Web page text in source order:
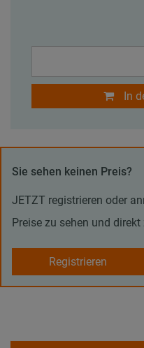
In
Sie sehen keinen Preis?
JETZT registrieren oder
Preise zu sehen und
Registrieren